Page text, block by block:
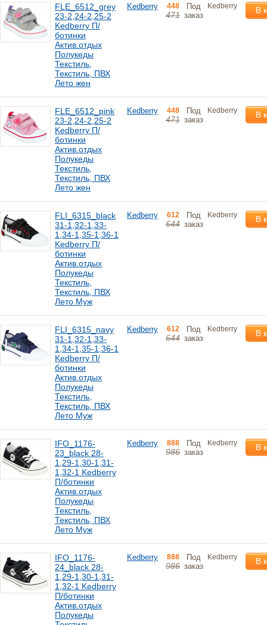
FLE_6512_grey
23-2,24-2,25-2
Kedberry П/
ботинки
Актив.отдых
Полукеды
Текстиль,
Текстиль, ПВХ
Лето жен
Kedberry 448
471
Под
заказ
Kedberry В
FLE_6512_pink
23-2,24-2,25-2
Kedberry П/
ботинки
Актив.отдых
Полукеды
Текстиль,
Текстиль, ПВХ
Лето жен
Kedberry 448
471
Под
заказ
Kedberry В
FLI_6315_black
31-1,32-1,33-
1,34-1,35-1,36-1
Kedberry П/
ботинки
Актив.отдых
Полукеды
Текстиль,
Текстиль, ПВХ
Лето Муж
Kedberry 612
644
Под
заказ
Kedberry В
FLI_6315_navy
31-1,32-1,33-
1,34-1,35-1,36-1
Kedberry П/
ботинки
Актив.отдых
Полукеды
Текстиль,
Текстиль, ПВХ
Лето Муж
Kedberry 612
644
Под
заказ
Kedberry В
IFO_1176-
23_black 28-
1,29-1,30-1,31-
1,32-1 Kedberry
П/ботинки
Актив.отдых
Полукеды
Текстиль,
Текстиль, ПВХ
Лето Муж
Kedberry 888
986
Под
заказ
Kedberry В
IFO_1176-
24_black 28-
1,29-1,30-1,31-
1,32-1 Kedberry
П/ботинки
Актив.отдых
Полукеды
Kedberry 888
986
Под
заказ
Kedberry В